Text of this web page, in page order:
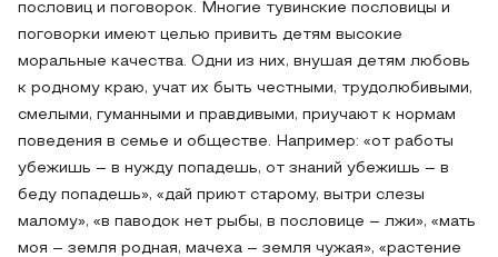
пословиц и поговорок. Многие тувинские пословицы и
поговорки имеют целью привить детям высокие
моральные качества. Одни из них, внушая детям любовь
к родному краю, учат их быть честными, трудолюбивыми,
смелыми, гуманными и правдивыми, приучают к нормам
поведения в семье и обществе. Например: «от работы
убежишь – в нужду попадешь, от знаний убежишь – в
беду попадешь», «дай приют старому, вытри слезы
малому», «в паводок нет рыбы, в пословице – лжи», «мать
моя – земля родная, мачеха – земля чужая», «растение